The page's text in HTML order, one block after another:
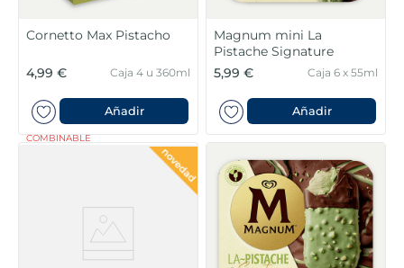
Cornetto Max Pistacho
4,99 €
COMBINABLE
Caja 4 u 360ml
Añadir
Magnum mini La
Pistache Signature
5,99 €
Caja 6 x 55ml
Añadir